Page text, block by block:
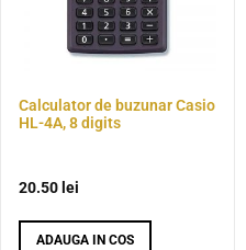
Calculator de buzunar Casio
HL-4A, 8 digits
20.50 lei
ADAUGA IN COS